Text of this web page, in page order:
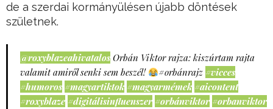
de a szerdai kormányülésen újabb döntések
születnek.
@roxyblazeahivatalos Orbán Viktor rajza: kiszúrtam rajta
valamit amiről senki sem beszél!
#orbánrajz #vicces
#humoros #magyartiktok #magyarmémek #aicontent
#roxyblaze #digitálisinfluenszer #orbánviktor #orbanviktor